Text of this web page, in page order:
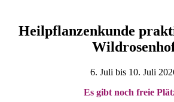
Heilpflanzenkunde
6. Juli bis 10. Juli
Es gibt noch freie